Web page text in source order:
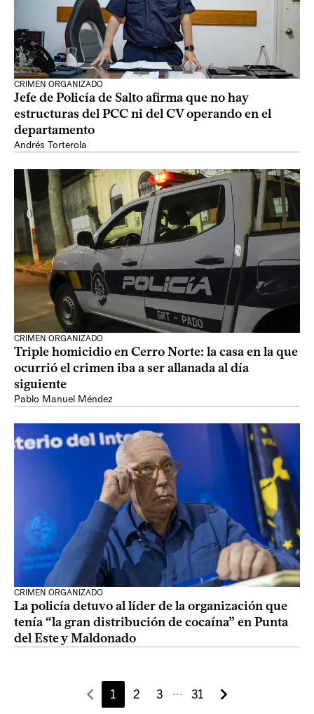
CRIMEN ORGANIZADO
Jefe de Policía de Salto afirma que no hay
estructuras del PCC ni del CV operando en el
departamento
Andrés Torterola
CRIMEN ORGANIZADO
Triple homicidio en Cerro Norte: la casa en la que
ocurrió el crimen iba a ser allanada al día
siguiente
Pablo Manuel Méndez
CRIMEN ORGANIZADO
La policía detuvo al líder de la organización que
tenía “la gran distribución de cocaína” en Punta
del Este y Maldonado
1 2 3 ⋯ 31